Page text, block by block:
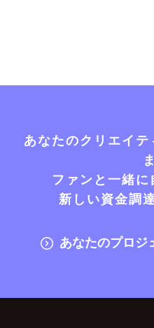
あなたのクリエイ
ファンと一緒
新しい資金調
あなたのプロジ